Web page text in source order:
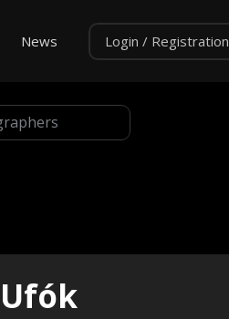
News Login / Registration
Ufók